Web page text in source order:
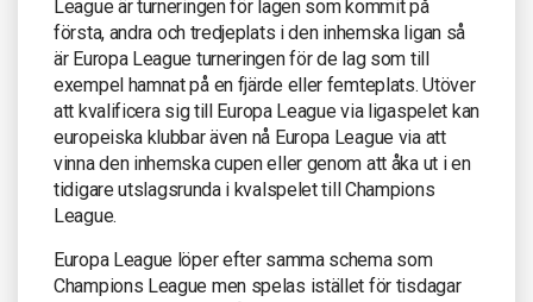
League är turneringen för lagen som kommit på
första, andra och tredjeplats i den inhemska ligan så
är Europa League turneringen för de lag som till
exempel hamnat på en fjärde eller femteplats. Utöver
att kvalificera sig till Europa League via ligaspelet kan
europeiska klubbar även nå Europa League via att
vinna den inhemska cupen eller genom att åka ut i en
tidigare utslagsrunda i kvalspelet till Champions
League.
Europa League löper efter samma schema som
Champions League men spelas istället för tisdagar